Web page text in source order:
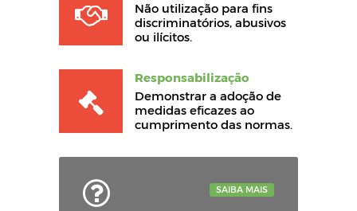
Não utilização para fins
discriminatórios, abusivos
ou ilícitos.
Responsabilização
Demonstrar a adoção de
medidas eficazes ao
cumprimento das normas.
SAIBA MAIS